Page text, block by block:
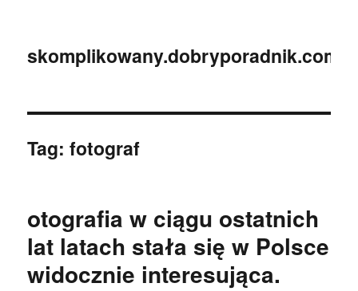
Tag:fotograf
otografia w ciągu ostatnich
lat latach stała się w Polsce
widocznie interesująca.